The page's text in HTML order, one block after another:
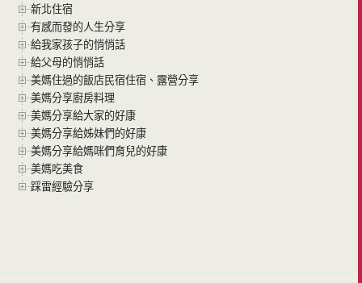
新北住宿
有感而發的人生分享
給我家孩子的悄悄話
給父母的悄悄話
美媽住過的飯店民宿住宿、露營分享
美媽分享廚房料理
美媽分享給大家的好康
美媽分享給姊妹們的好康
美媽分享給媽咪們育兒的好康
美媽吃美食
踩雷經驗分享